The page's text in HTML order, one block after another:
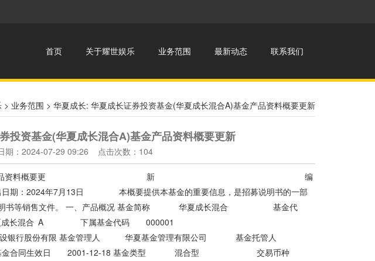
首页 关于耀世娱乐 业务范围 最新动态 联系我们
> 业务范围 > 华夏成长: 华夏成长证券投资基金(华夏成长混合A)基金产品资料概要更新
投资基金(华夏成长混合A)基金产品资料概要更新
期：2024-07-29 09:26 点击次数：104
夏成长混合A）基金产品资料概要更 新 编
年7月13日 本概要提供本基金的重要信息，是招募说明书的一部
明书等销售文件。 一、产品概况 基金简称 华夏成长混合 基金代
成长混合 A 下属基金代码 000001
理人 华夏基金管理有限公司 基金托管人
12-18 基金类型 混合型 交易币种